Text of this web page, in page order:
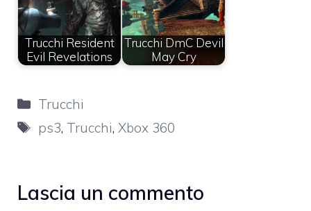
Trucchi Resident
Evil Revelations
Trucchi DmC Devil
May Cry
Categorie
Trucchi
Tag
ps3, Trucchi,Xbox 360
Lascia un commento